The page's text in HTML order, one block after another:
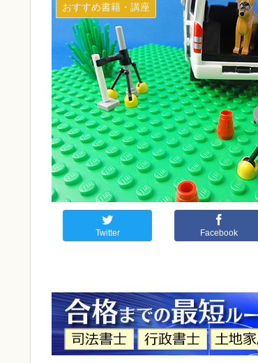
おすすめ書籍・講座
Twitter Facebook